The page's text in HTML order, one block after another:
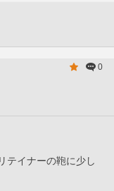
0
テイナーの鞄に少し